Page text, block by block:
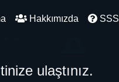
Hakkımızda SSS
ulaştınız.